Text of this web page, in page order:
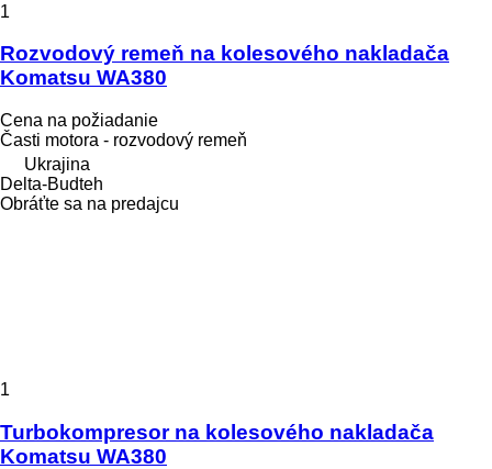
1
Rozvodový remeň na kolesového nakladača
Komatsu WA380
Cena na požiadanie
Časti motora - rozvodový remeň
Ukrajina
Delta-Budteh
Obráťte sa na predajcu
1
Turbokompresor na kolesového nakladača
Komatsu WA380